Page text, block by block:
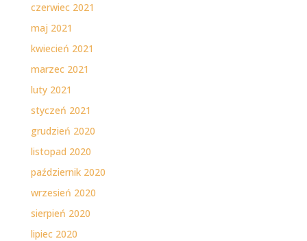
czerwiec 2021
maj 2021
kwiecień 2021
marzec 2021
luty 2021
styczeń 2021
grudzień 2020
listopad 2020
październik 2020
wrzesień 2020
sierpień 2020
lipiec 2020